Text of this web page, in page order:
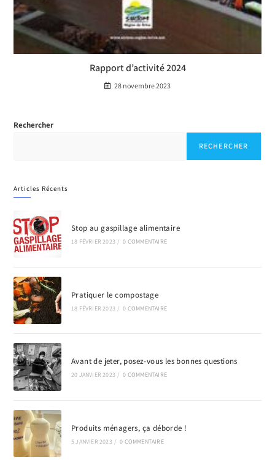
Rapport d’activité 2024
28 novembre 2023
Rechercher
RECHERCHER
Articles Récents
Stop au gaspillage alimentaire
18 FÉVRIER 2023 / 0 COMMENTAIRE
Pratiquer le compostage
18 FÉVRIER 2023 / 0 COMMENTAIRE
Avant de jeter, posez-vous les bonnes questions
20 JANVIER 2023 / 0 COMMENTAIRE
Produits ménagers, ça déborde !
5 JANVIER 2023 / 0 COMMENTAIRE